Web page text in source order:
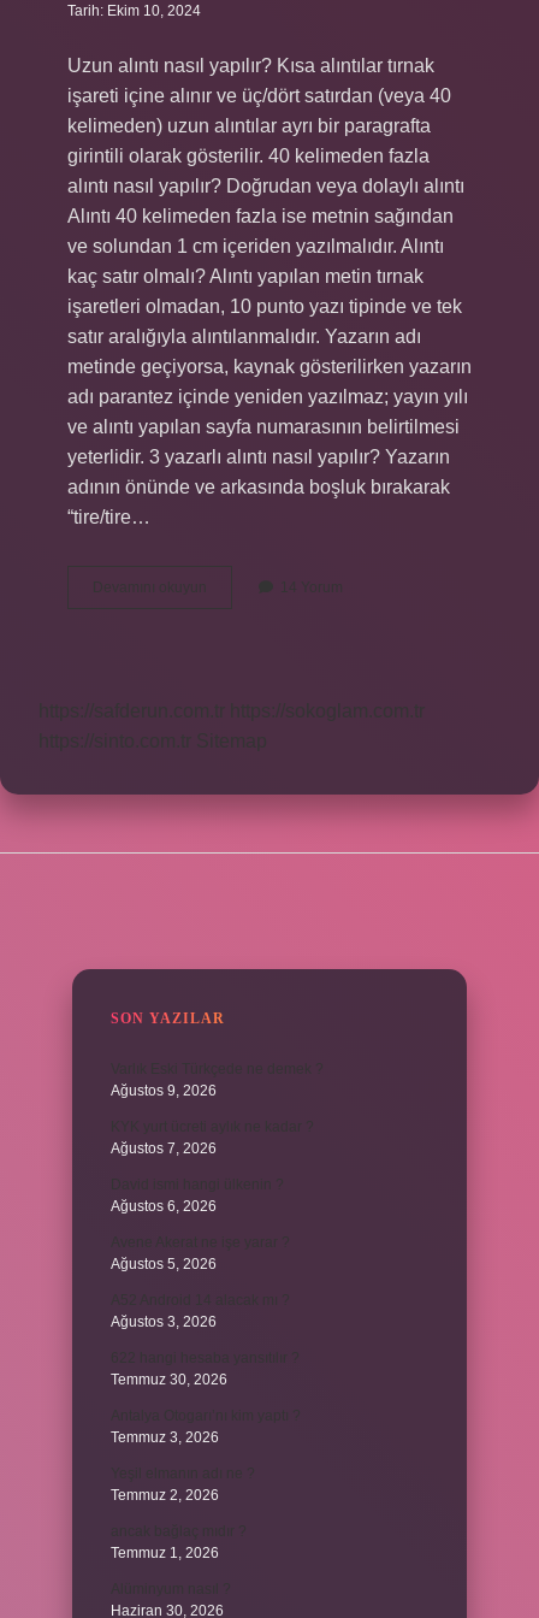
Tarih: Ekim 10, 2024
Uzun alıntı nasıl yapılır? Kısa alıntılar tırnak
işareti içine alınır ve üç/dört satırdan (veya 40
kelimeden) uzun alıntılar ayrı bir paragrafta
girintili olarak gösterilir. 40 kelimeden fazla
alıntı nasıl yapılır? Doğrudan veya dolaylı alıntı
Alıntı 40 kelimeden fazla ise metnin sağından
ve solundan 1 cm içeriden yazılmalıdır. Alıntı
kaç satır olmalı? Alıntı yapılan metin tırnak
işaretleri olmadan, 10 punto yazı tipinde ve tek
satır aralığıyla alıntılanmalıdır. Yazarın adı
metinde geçiyorsa, kaynak gösterilirken yazarın
adı parantez içinde yeniden yazılmaz; yayın yılı
ve alıntı yapılan sayfa numarasının belirtilmesi
yeterlidir. 3 yazarlı alıntı nasıl yapılır? Yazarın
adının önünde ve arkasında boşluk bırakarak
“tire/tire…
Devamını okuyun
Satırdan
14 Yorum
https://safderun.com.tr
https://sokoglam.com.tr
https://sinto.com.tr Sitemap
SON YAZILAR
Ağustos 9, 2026
Ağustos 7, 2026
Ağustos 6, 2026
Ağustos 5, 2026
Ağustos 3, 2026
Temmuz 30, 2026
Temmuz 3, 2026
Temmuz 2, 2026
Temmuz 1, 2026
Haziran 30, 2026